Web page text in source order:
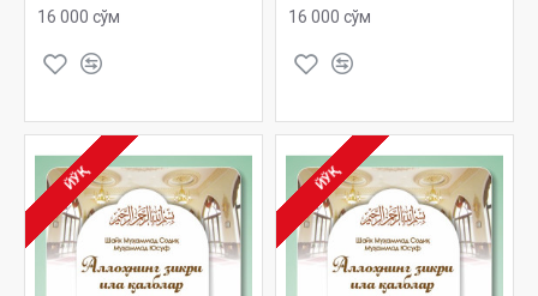
16 000 сўм 16 000 сўм
ЙЎҚ ЙЎҚ